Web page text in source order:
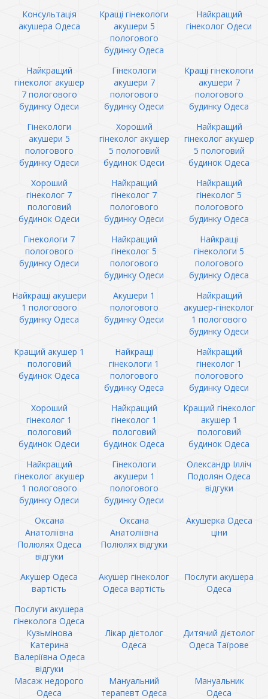
Консультація
акушера Одеса
Кращі гінекологи
акушери 5
пологового
будинку Одеса
Найкращий
гінеколог Одеси
Найкращий
гінеколог акушер
7 пологового
будинку Одеси
Гінекологи
акушери 7
пологового
будинку Одеси
Кращі гінекологи
акушери 7
пологового
будинку Одеса
Гінекологи
акушери 5
пологового
будинку Одеси
Хороший
гінеколог акушер
5 пологовий
будинок Одеси
Найкращий
гінеколог акушер
5 пологовий
будинок Одеса
Хороший
гінеколог 7
пологовий
будинок Одеси
Найкращий
гінеколог 7
пологового
будинку Одеси
Найкращий
гінеколог 5
пологового
будинку Одеса
Гінекологи 7
пологового
будинку Одеси
Найкращий
гінеколог 5
пологового
будинку Одеси
Найкращі
гінекологи 5
пологового
будинку Одеса
Найкращі акушери
1 пологового
будинку Одеса
Акушери 1
пологового
будинку Одеси
Найкращий
акушер-гінеколог
1 пологового
будинку Одеси
Кращий акушер 1
пологовий
будинок Одеса
Найкращі
гінекологи 1
пологового
будинку Одеса
Найкращий
гінеколог 1
пологового
будинку Одеси
Хороший
гінеколог 1
пологовий
будинок Одеси
Найкращий
гінеколог 1
пологовий
будинок Одеса
Кращий гінеколог
акушер 1
пологовий
будинок Одеса
Найкращий
гінеколог акушер
1 пологового
будинку Одеси
Гінекологи
акушери 1
пологового
будинку Одеси
Олександр Ілліч
Подолян Одеса
відгуки
Оксана
Анатоліївна
Полюлях Одеса
відгуки
Оксана
Анатоліївна
Полюлях відгуки
Акушерка Одеса
ціни
Акушер Одеса
вартість
Акушер гінеколог
Одеса вартість
Послуги акушера
Одеса
Послуги акушера
гінеколога Одеса
Кузьмінова
Катерина
Валеріївна Одеса
відгуки
Лікар дієтолог
Одеса
Дитячий дієтолог
Одеса Таїрове
Масаж недорого
Одеса
Мануальний
терапевт Одеса
Мануальник
Одеса